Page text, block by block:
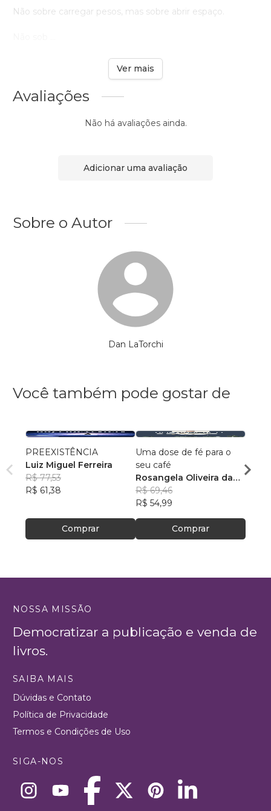
Não sobre carregar pesos, mas sobre abrir espaço.
Ver mais
Avaliações
Não há avaliações ainda.
Adicionar uma avaliação
Sobre o Autor
Dan LaTorchi
Você também pode gostar de
PREEXISTÊNCIA
Luiz Miguel Ferreira
R$ 77,53
R$ 61,38
Comprar
Uma dose de fé para o
seu café
Rosangela Oliveira da
Silva
R$ 69,46
R$ 54,99
Comprar
Si.
Vol.01
NOSSA MISSÃO
Democratizar a publicação e venda de
livros.
SAIBA MAIS
Dúvidas e Contato
Política de Privacidade
Termos e Condições de Uso
SIGA-NOS